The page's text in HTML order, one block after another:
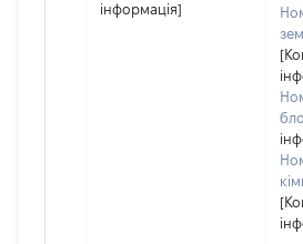
інформація]